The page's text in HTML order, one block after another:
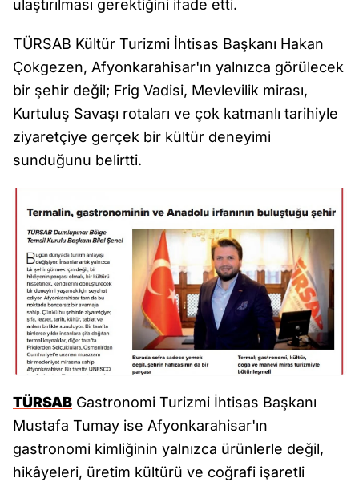
ulaştırılması gerektiğini ifade etti.
TÜRSAB Kültür Turizmi İhtisas Başkanı Hakan
Çokgezen, Afyonkarahisar'ın yalnızca görülecek
bir şehir değil; Frig Vadisi, Mevlevilik mirası,
Kurtuluş Savaşı rotaları ve çok katmanlı tarihiyle
ziyaretçiye gerçek bir kültür deneyimi
sunduğunu belirtti.
TÜRSAB Gastronomi Turizmi İhtisas Başkanı
Mustafa Tumay ise Afyonkarahisar'ın
gastronomi kimliğinin yalnızca ürünlerle değil,
hikâyeleri, üretim kültürü ve coğrafi işaretli